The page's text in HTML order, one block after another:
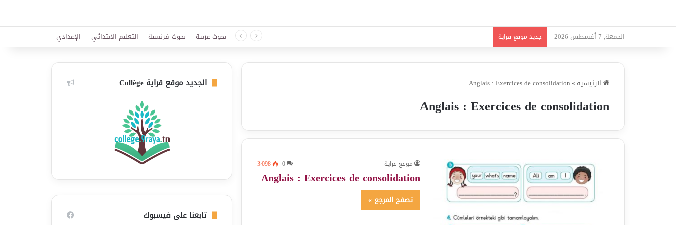
الجمعة, 7 أغسطس 2026 جديد موقع قراية بحوث عربية بحوث فرنسية التعليم الابتدائي الإعدادي
الرئيسية »
Anglais : Exercices de consolidation
Anglais : Exercices de consolidation
موقع قراية 0 3٬098
Anglais : Exercices de consolidation
تصفح المرجع »
الجديد موقع قراية Collège
تابعنا على فيسبوك